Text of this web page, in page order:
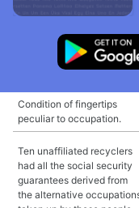
Condition of fingertips
peculiar to occupation.
Ten unaffiliated recyclers
had all the social security
guarantees derived from
the alternative